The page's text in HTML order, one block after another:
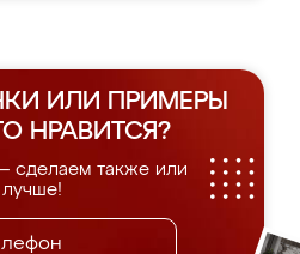
ИЛИ ПРИМЕРЫ
НРАВИТСЯ?
сделаем также или
лучше!